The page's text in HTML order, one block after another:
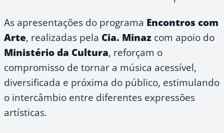
As apresentações do programa Encontros com
Arte, realizadas pela Cia. Minaz com apoio do
Ministério da Cultura, reforçam o
compromisso de tornar a música acessível,
diversificada e próxima do público, estimulando
o intercâmbio entre diferentes expressões
artísticas.